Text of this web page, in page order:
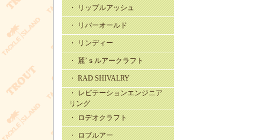
・ リップルアッシュ
・ リバーオールド
・ リンディー
・ 麗’ｓルアークラフト
・ RAD SHIVALRY
・ レビテーションエンジニア
リング
・ ロデオクラフト
・ ロブルアー